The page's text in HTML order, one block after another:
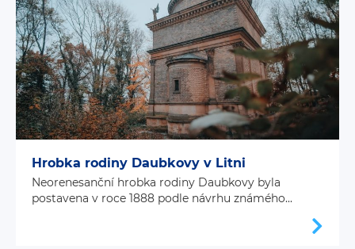
Hrobka rodiny Daubkovy v Litni
Neorenesanční hrobka rodiny Daubkovy byla
postavena v roce 1888 podle návrhu známého...